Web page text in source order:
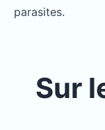
parasites.
Sur